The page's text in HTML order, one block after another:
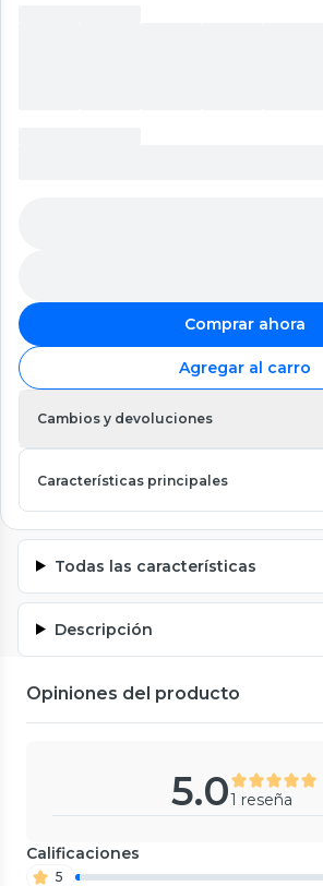
Comprar ahora
Agregar al carro
Cambios y devoluciones
Características principales
Todas las características
Descripción
Opiniones del producto
5.01 reseña
Calificaciones
5